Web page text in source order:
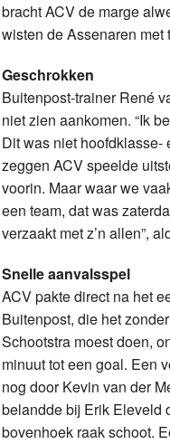
bracht ACV de marge
wisten de Assenaren met
Geschrokken
Buitenpost-trainer René
niet zien aankomen. “Ik
Dit was niet hoofdklasse-
zeggen ACV speelde
voorin. Maar waar we
een team, dat was
verzaakt met z’n allen”,
Snelle aanvalsspel
ACV pakte direct na het
Buitenpost, die het
Schootstra moest doen,
minuut tot een goal. Een
nog door Kevin van der
belandde bij Erik Eleveld
bovenhoek raak schoot.